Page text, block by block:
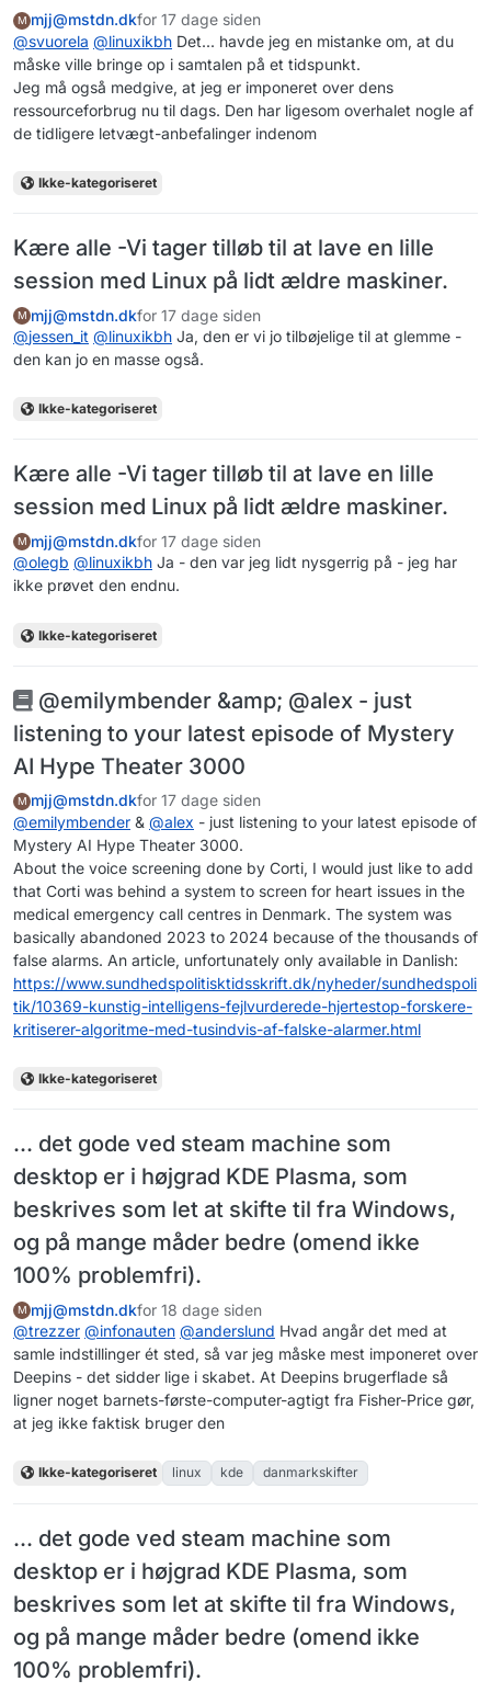
M mjj@mstdn.dkfor 17 dage siden
@svuorela @linuxikbh Det... havde jeg en mistanke om, at du
måske ville bringe op i samtalen på et tidspunkt.
Jeg må også medgive, at jeg er imponeret over dens
ressourceforbrug nu til dags. Den har ligesom overhalet nogle af
de tidligere letvægt-anbefalinger indenom
Ikke-kategoriseret
Kære alle -Vi tager tilløb til at lave en lille
session med Linux på lidt ældre maskiner.
M mjj@mstdn.dkfor 17 dage siden
@jessen_it @linuxikbh Ja, den er vi jo tilbøjelige til at glemme -
den kan jo en masse også.
Ikke-kategoriseret
Kære alle -Vi tager tilløb til at lave en lille
session med Linux på lidt ældre maskiner.
M mjj@mstdn.dkfor 17 dage siden
@olegb @linuxikbh Ja - den var jeg lidt nysgerrig på - jeg har
ikke prøvet den endnu.
Ikke-kategoriseret
@emilymbender &amp; @alex - just
listening to your latest episode of Mystery
AI Hype Theater 3000
M mjj@mstdn.dkfor 17 dage siden
@emilymbender & @alex - just listening to your latest episode of
Mystery AI Hype Theater 3000.
About the voice screening done by Corti, I would just like to add
that Corti was behind a system to screen for heart issues in the
medical emergency call centres in Denmark. The system was
basically abandoned 2023 to 2024 because of the thousands of
false alarms. An article, unfortunately only available in Danlish:
https://www.sundhedspolitisktidsskrift.dk/nyheder/sundhedspoli
tik/10369-kunstig-intelligens-fejlvurderede-hjertestop-forskere-
kritiserer-algoritme-med-tusindvis-af-falske-alarmer.html
Ikke-kategoriseret
... det gode ved steam machine som
desktop er i højgrad KDE Plasma, som
beskrives som let at skifte til fra Windows,
og på mange måder bedre (omend ikke
100% problemfri).
M mjj@mstdn.dkfor 18 dage siden
@trezzer @infonauten @anderslund Hvad angår det med at
samle indstillinger ét sted, så var jeg måske mest imponeret over
Deepins - det sidder lige i skabet. At Deepins brugerflade så
ligner noget barnets-første-computer-agtigt fra Fisher-Price gør,
at jeg ikke faktisk bruger den
Ikke-kategoriseret linux kde danmarkskifter
... det gode ved steam machine som
desktop er i højgrad KDE Plasma, som
beskrives som let at skifte til fra Windows,
og på mange måder bedre (omend ikke
100% problemfri).